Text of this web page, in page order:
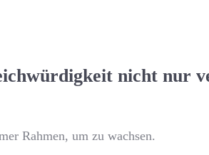
nicht nur
Rahmen, um zu wachsen.